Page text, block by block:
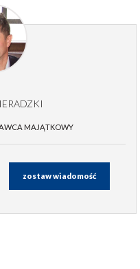
MAJĄTKOWY
zostaw wiadomość